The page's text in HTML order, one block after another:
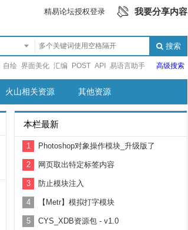
精易论坛授权登录 我要分享内容
搜索
自绘 界面美化 汇编 POST API 易语言助手 高级搜索
火山相关资源 其他资源
本栏最新
1 Photoshop对象操作模块_升级版了
2 网页取出特定标签内容
3 防止模块注入
4 【Metr】模拟打字模块
5 CYS_XDB资源包 - v1.0